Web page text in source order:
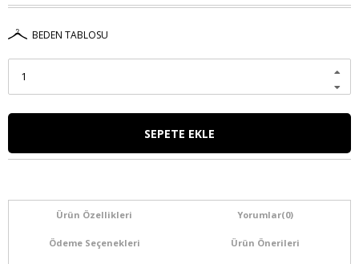
BEDEN TABLOSU
Ürün Özellikleri Yorumlar(0)
Ödeme Seçenekleri Ürün Önerileri